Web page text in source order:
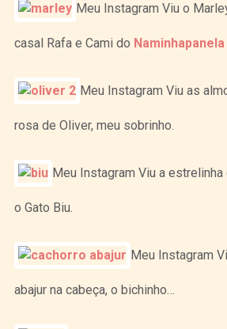
Meu Instagram Viu o
casal Rafa e Cami do Naminhapanela
Meu Instagram Viu as
rosa de Oliver, meu sobrinho.
Meu Instagram Viu a
o Gato Biu.
Meu Instagram
abajur na cabeça, o bichinho…